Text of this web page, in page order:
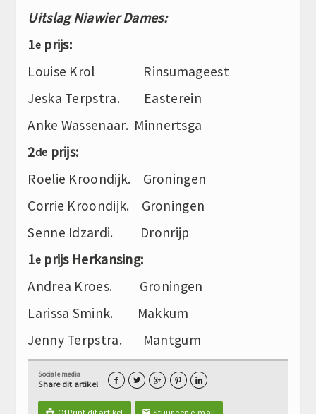
Uitslag Niawier Dames:
1e prijs:
Louise Krol Rinsumageest
Jeska Terpstra. Easterein
Anke Wassenaar. Minnertsga
2de prijs:
Roelie Kroondijk. Groningen
Corrie Kroondijk. Groningen
Senne Idzardi. Dronrijp
1e prijs Herkansing:
Andrea Kroes. Groningen
Larissa Smink. Makkum
Jenny Terpstra. Mantgum
Sociale media
Share dit artikel     
 ✉